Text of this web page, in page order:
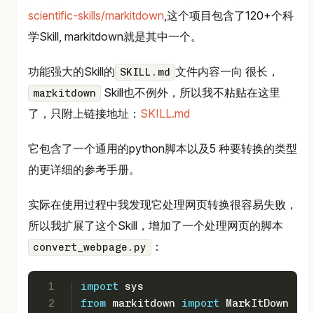
scientific-skills/markitdown,这个项目包含了120+个科
学Skill, markitdown就是其中一个。
功能强大的Skill的 SKILL.md 文件内容一向 很长，
markitdown
Skill也不例外，所以我不粘贴在这里
了，只附上链接地址： SKILL.md
它包含了一个通用的python脚本以及5 种要转换的类型
的更详细的参考手册。
实际在使用过程中我发现它处理网页转换很容易失败，
所以我扩展了这个Skill，增加了一个处理网页的脚本
convert_webpage.py ：
1
2
import sys
from markitdown import MarkItDown